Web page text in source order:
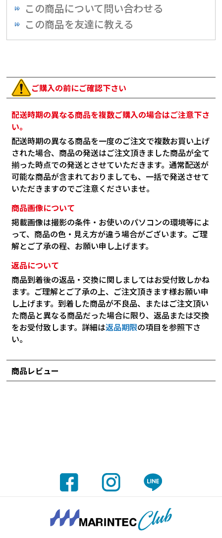
この商品について問い合わせる
この商品を友達に教える
ご購入の前にご確認下さい
配送時期の異なる商品を複数ご購入の場合はご注意下さ
い。
配送時期の異なる商品を一度のご注文で複数お買い上げ
された場合、商品の発送はご注文頂きました商品が全て
揃った時点での発送とさせていただきます。通常配送が
可能な商品が含まれておりましても、一括で発送させて
いただきますのでご注意くださいませ。
商品画像について
掲載画像は撮影の条件・お使いのパソコンの環境等によ
って、商品の色・見え方が違う場合がございます。ご理
解とご了承の程、お願い申し上げます。
返品について
商品到着後の返品・交換に関しましてはお受付致しかね
ます。ご理解とご了承の上、ご注文頂きます様お願い申
し上げます。到着した商品が不良品、またはご注文頂い
た商品と異なる商品だった場合に限り、返品または交換
をお受付致します。詳細は返品期限の項目を参照下さ
い。
商品レビュー